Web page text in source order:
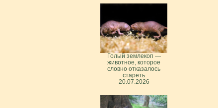
Голый землекоп —
животное, которое
словно отказалось
стареть
20.07.2026